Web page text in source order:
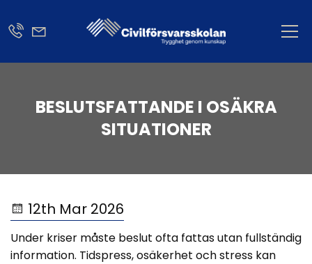
BESLUTSFATTANDE I OSÄKRA
SITUATIONER
12th Mar 2026
Under kriser måste beslut ofta fattas utan fullständig
information. Tidspress, osäkerhet och stress kan